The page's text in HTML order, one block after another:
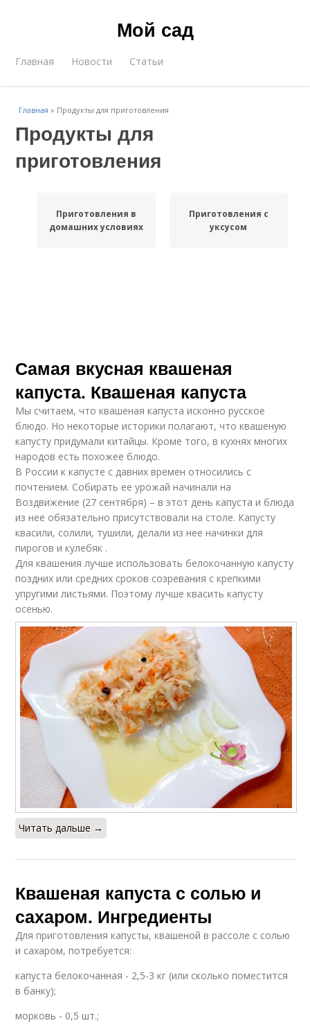
Мой сад
Главная Новости Статьи
Главная » Продукты для приготовления
Продукты для
приготовления
Приготовления в
домашних условиях
Приготовления с
уксусом
Самая вкусная квашеная
капуста. Квашеная капуста
Мы считаем, что квашеная капуста исконно русское
блюдо. Но некоторые историки полагают, что квашеную
капусту придумали китайцы. Кроме того, в кухнях многих
народов есть похожее блюдо.
В России к капусте с давних времен относились с
почтением. Собирать ее урожай начинали на
Воздвижение (27 сентября) – в этот день капуста и блюда
из нее обязательно присутствовали на столе. Капусту
квасили, солили, тушили, делали из нее начинки для
пирогов и кулебяк .
Для квашения лучше использовать белокочанную капусту
поздних или средних сроков созревания с крепкими
упругими листьями. Поэтому лучше квасить капусту
осенью.
Читать дальше →
Квашеная капуста с солью и
сахаром. Ингредиенты
Для приготовления капусты, квашеной в рассоле с солью
и сахаром, потребуется:
капуста белокочанная - 2,5-3 кг (или сколько поместится
в банку);
морковь - 0,5 шт.;